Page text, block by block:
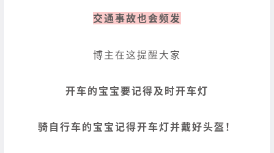
交通事故也会频发
博主在这提醒大家
开车的宝宝要记得及时开车灯
骑自行车的宝宝记得开车灯并戴好头盔！